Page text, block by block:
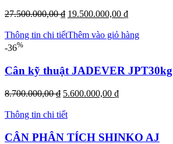
27.500.000,00₫ Giá
là:
19.500.000,00 ₫Giá
tại
Thông tin chi tiếtThêm vào giỏ hàng
-36%
Cân kỹ thuật JADEVER JPT30kg
8.700.000,00₫ Giá
là:
5.600.000,00 ₫Giá
5.600.000,00 ₫.
Thông tin chi tiết
CÂN PHÂN TÍCH SHINKO AJ